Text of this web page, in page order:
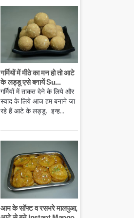
गर्मियों में मीठे का मन हो तो आटे
के लड्डू एसे बनायें Su...
गर्मियों में ताकत देने के लिये और
स्वाद के लिये आज हम बनाने जा
रहे हैं आटे के लड्डू. इन्ह...
आम के सॉफ्ट व रसभरे मालपुआ,